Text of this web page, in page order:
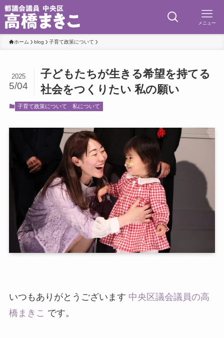
メニュー
ホーム blog 子育て政策について
子どもたちが生きる希望を持てる
社会をつくりたい 私の願い
2025
5/04
子育て政策について 私について
いつもありがとうございます 中央区議会議員の高
橋まきこ です。